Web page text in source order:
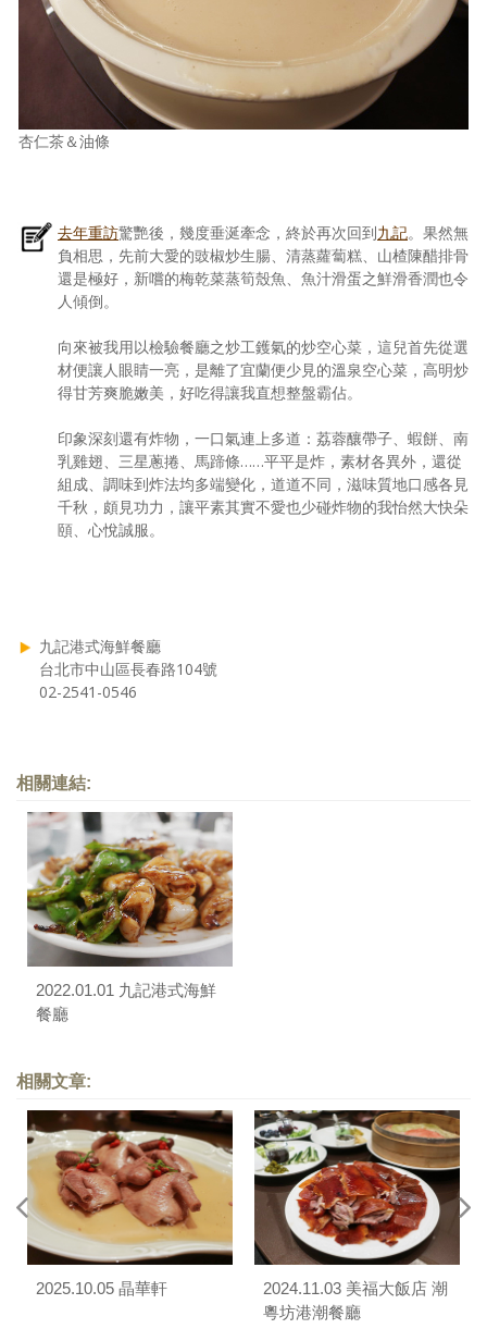
杏仁茶＆油條
去年重訪驚艷後，幾度垂涎牽念，終於再次回到九記。果然無
負相思，先前大愛的豉椒炒生腸、清蒸蘿蔔糕、山楂陳醋排骨
還是極好，新嚐的梅乾菜蒸筍殼魚、魚汁滑蛋之鮮滑香潤也令
人傾倒。
向來被我用以檢驗餐廳之炒工鑊氣的炒空心菜，這兒首先從選
材便讓人眼睛一亮，是離了宜蘭便少見的溫泉空心菜，高明炒
得甘芳爽脆嫩美，好吃得讓我直想整盤霸佔。
印象深刻還有炸物，一口氣連上多道：荔蓉釀帶子、蝦餅、南
乳雞翅、三星蔥捲、馬蹄條……平平是炸，素材各異外，還從
組成、調味到炸法均多端變化，道道不同，滋味質地口感各見
千秋，頗見功力，讓平素其實不愛也少碰炸物的我怡然大快朵
頤、心悅誠服。
九記港式海鮮餐廳
台北市中山區長春路104號
02-2541-0546
相關連結:
2022.01.01 九記港式海鮮
餐廳
相關文章:
2025.10.05 晶華軒
2024.11.03 美福大飯店 潮
粵坊港潮餐廳